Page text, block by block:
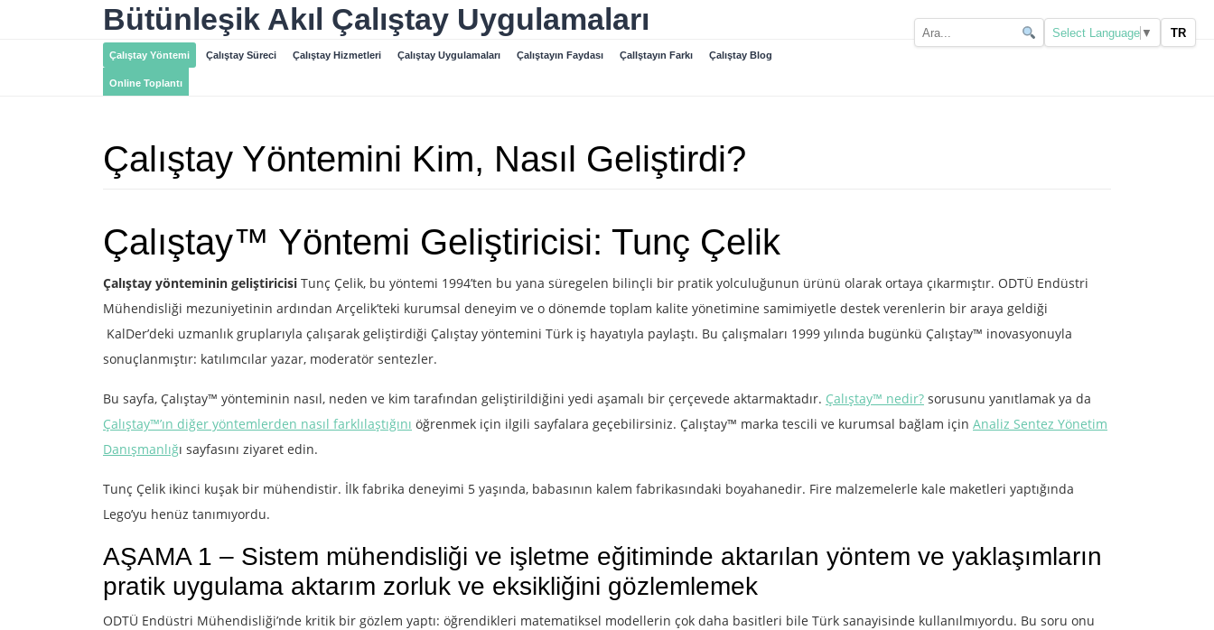
Select Language ▼ TR
Bütünleşik Akıl Çalıştay Uygulamaları
Çalıştay Yöntemi Çalıştay Süreci Çalıştay Hizmetleri Çalıştay Uygulamaları Çalıştayın Faydası Çallştayın Farkı Çalıştay Blog
Online Toplantı
Çalıştay Yöntemini Kim, Nasıl Geliştirdi?
Çalıştay™ Yöntemi Geliştiricisi: Tunç Çelik
Çalıştay yönteminin geliştiricisi Tunç Çelik, bu yöntemi 1994’ten bu yana süregelen bilinçli bir pratik yolculuğunun ürünü olarak ortaya çıkarmıştır. ODTÜ Endüstri
Mühendisliği mezuniyetinin ardından Arçelik’teki kurumsal deneyim ve o dönemde toplam kalite yönetimine samimiyetle destek verenlerin bir araya geldiği
KalDer’deki uzmanlık gruplarıyla çalışarak geliştirdiği Çalıştay yöntemini Türk iş hayatıyla paylaştı. Bu çalışmaları 1999 yılında bugünkü Çalıştay™ inovasyonuyla
sonuçlanmıştır: katılımcılar yazar, moderatör sentezler.
Bu sayfa, Çalıştay™ yönteminin nasıl, neden ve kim tarafından geliştirildiğini yedi aşamalı bir çerçevede aktarmaktadır. Çalıştay™ nedir? sorusunu yanıtlamak ya da
Çalıştay™’ın diğer yöntemlerden nasıl farklılaştığını öğrenmek için ilgili sayfalara geçebilirsiniz. Çalıştay™ marka tescili ve kurumsal bağlam için Analiz Sentez Yönetim
Danışmanlığı sayfasını ziyaret edin.
Tunç Çelik ikinci kuşak bir mühendistir. İlk fabrika deneyimi 5 yaşında, babasının kalem fabrikasındaki boyahanedir. Fire malzemelerle kale maketleri yaptığında
Lego’yu henüz tanımıyordu.
AŞAMA 1 – Sistem mühendisliği ve işletme eğitiminde aktarılan yöntem ve yaklaşımların
pratik uygulama aktarım zorluk ve eksikliğini gözlemlemek
ODTÜ Endüstri Mühendisliği’nde kritik bir gözlem yaptı: öğrendikleri matematiksel modellerin çok daha basitleri bile Türk sanayisinde kullanılmıyordu. Bu soru onu